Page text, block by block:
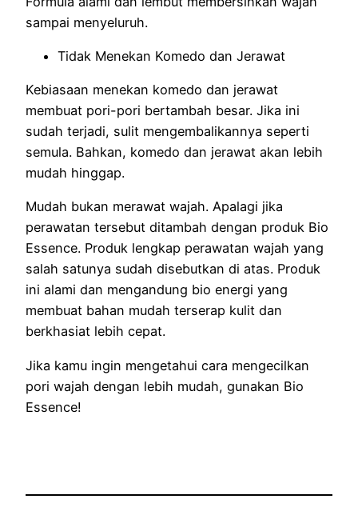
sampai menyeluruh.
Tidak Menekan Komedo dan Jerawat
Kebiasaan menekan komedo dan jerawat
membuat pori-pori bertambah besar. Jika ini
sudah terjadi, sulit mengembalikannya seperti
semula. Bahkan, komedo dan jerawat akan lebih
mudah hinggap.
Mudah bukan merawat wajah. Apalagi jika
perawatan tersebut ditambah dengan produk Bio
Essence. Produk lengkap perawatan wajah yang
salah satunya sudah disebutkan di atas. Produk
ini alami dan mengandung bio energi yang
membuat bahan mudah terserap kulit dan
berkhasiat lebih cepat.
Jika kamu ingin mengetahui cara mengecilkan
pori wajah dengan lebih mudah, gunakan Bio
Essence!